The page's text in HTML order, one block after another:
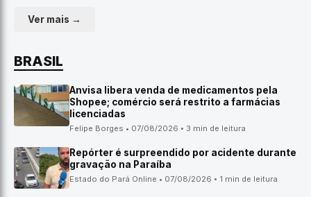
Ver mais →
BRASIL
Anvisa libera venda de medicamentos pela
Shopee; comércio será restrito a farmácias
licenciadas
Felipe Borges • 07/08/2026 • 3 min de leitura
Repórter é surpreendido por acidente durante
gravação na Paraíba
Estado do Pará Online • 07/08/2026 • 1 min de leitura